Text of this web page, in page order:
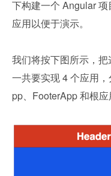
下构建一个 Angular
应用以便于演示。
我们将按下图所示，
一共要实现 4 个应用
pp、FooterApp 和根应